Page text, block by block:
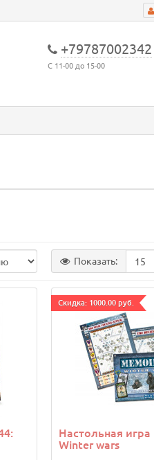
+79787002342
С 11-00 до 15-00
Показать:
Cкидка: 1000.00 руб.
Настольная
Winter wars